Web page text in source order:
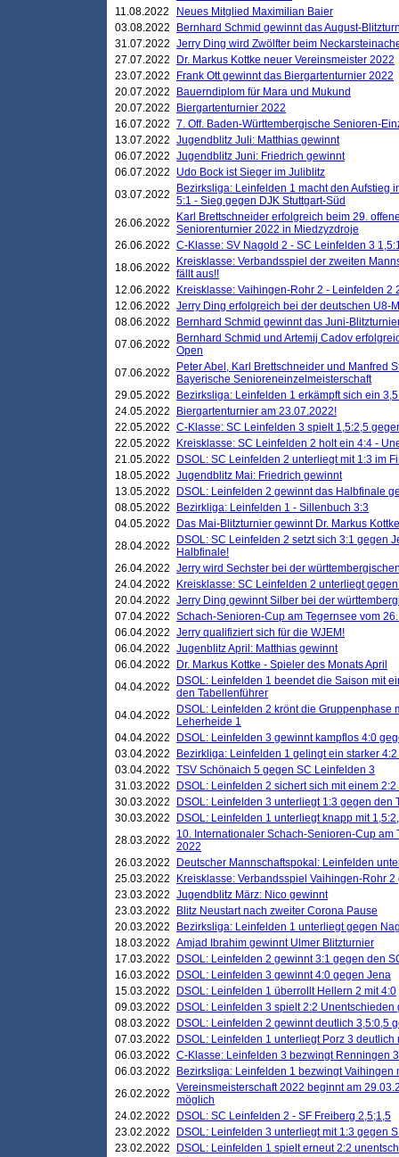
11.08.2022
Neues Mitglied Maximilian Baier
03.08.2022
Bernhard Schmid gewinnt das August-
31.07.2022 Jerry Ding wird Zwölfter beim
27.07.2022
Dr. Markus Kottke neuer Vereinsmeister 2022
23.07.2022
Frank Ott gewinnt das Biergartenturnier 2022
20.07.2022
Bauerndiplom für Mara und Mukund
20.07.2022
Biergartenturnier 2022
16.07.2022 7. Off. Baden-Württembergische Senioren-
13.07.2022 Jugendblitz Juli: Matthias gewinnt
06.07.2022 Jugendblitz Juni: Friedrich gewinnt
06.07.2022
Udo Bock ist Sieger im Juliblitz
03.07.2022
Bezirksliga: Leinfelden 1 macht den Aufstieg
5:1 - Sieg gegen DJK Stuttgart-Süd
26.06.2022
Karl Brettschneider erfolgreich beim 29.
Seniorenturnier 2022 in Miedzyzdroje
26.06.2022 C-Klasse: SV Nagold 2 - SC Leinfelden 3
18.06.2022
Kreisklasse: Verbandsspiel der zweiten
fällt aus!!
12.06.2022
Kreisklasse: Vaihingen-Rohr 2 - Leinfelden 2
12.06.2022 Jerry Ding erfolgreich bei der deutschen U8-
08.06.2022
Bernhard Schmid gewinnt das Juni-
07.06.2022
Bernhard Schmid und Artemij Cadov
Open
07.06.2022
Peter Abel, Karl Brettschneider und Manfred
Bayerische Senioreneinzelmeisterschaft
29.05.2022
Bezirksliga: Leinfelden 1 erkämpft sich ein
24.05.2022
Biergartenturnier am 23.07.2022!
22.05.2022 C-Klasse: SC Leinfelden 3 spielt 1,5:2,5
22.05.2022
Kreisklasse: SC Leinfelden 2 holt ein 4:4 -
21.05.2022
DSOL: SC Leinfelden 2 unterliegt mit 1:3 im
18.05.2022 Jugendblitz Mai: Friedrich gewinnt
13.05.2022
DSOL: Leinfelden 2 gewinnt das Halbfinale
08.05.2022
Bezirkliga: Leinfelden 1 - Sillenbuch 3:3
04.05.2022
Das Mai-Blitzturnier gewinnt Dr. Markus
28.04.2022
DSOL: SC Leinfelden 2 setzt sich 3:1 gegen
Halbfinale!
26.04.2022 Jerry wird Sechster bei der
24.04.2022
Kreisklasse: SC Leinfelden 2 unterliegt
20.04.2022 Jerry Ding gewinnt Silber bei der
07.04.2022 Schach-Senioren-Cup am Tegernsee vom
06.04.2022 Jerry qualifiziert sich für die WJEM!
06.04.2022 Jugenblitz April: Matthias gewinnt
06.04.2022
Dr. Markus Kottke - Spieler des Monats April
04.04.2022
DSOL: Leinfelden 1 beendet die Saison mit
den Tabellenführer
04.04.2022
DSOL: Leinfelden 2 krönt die Gruppenphase
Leherheide 1
04.04.2022
DSOL: Leinfelden 3 gewinnt kampflos 4:0
03.04.2022
Bezirkliga: Leinfelden 1 gelingt ein starker
03.04.2022 TSV Schönaich 5 gegen SC Leinfelden 3
31.03.2022
DSOL: Leinfelden 2 sichert sich mit einem
30.03.2022
DSOL: Leinfelden 3 unterliegt 1:3 gegen den
30.03.2022
DSOL: Leinfelden 1 unterliegt knapp mit
28.03.2022
10. Internationaler Schach-Senioren-Cup am
2022
26.03.2022
Deutscher Mannschaftspokal: Leinfelden
25.03.2022
Kreisklasse: Verbandsspiel Vaihingen-Rohr
23.03.2022 Jugendblitz März: Nico gewinnt
23.03.2022
Blitz Neustart nach zweiter Corona Pause
20.03.2022
Bezirksliga: Leinfelden 1 unterliegt gegen
18.03.2022 Amjad Ibrahim gewinnt Ulmer Blitzturnier
17.03.2022
DSOL: Leinfelden 2 gewinnt 3:1 gegen den
16.03.2022
DSOL: Leinfelden 3 gewinnt 4:0 gegen Jena
15.03.2022
DSOL: Leinfelden 1 überrollt Hellern 2 mit 4:0
09.03.2022
DSOL: Leinfelden 3 spielt 2:2 Unentschieden
08.03.2022
DSOL: Leinfelden 2 gewinnt deutlich 3,5:0,5
07.03.2022
DSOL: Leinfelden 1 unterliegt Porz 3 deutlich
06.03.2022 C-Klasse: Leinfelden 3 bezwingt Renningen
06.03.2022
Bezirksliga: Leinfelden 1 bezwingt Vaihingen
26.02.2022 Vereinsmeisterschaft 2022 beginnt am
möglich
24.02.2022
DSOL: SC Leinfelden 2 - SF Freiberg 2,5;1,5
23.02.2022
DSOL: Leinfelden 3 unterliegt mit 1:3 gegen
23.02.2022
DSOL: Leinfelden 1 spielt erneut 2:2